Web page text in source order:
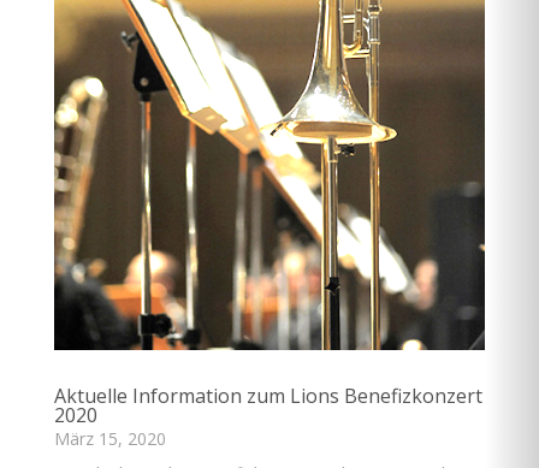
Aktuelle Information zum Lions Benefizkonzert
2020
März 15, 2020